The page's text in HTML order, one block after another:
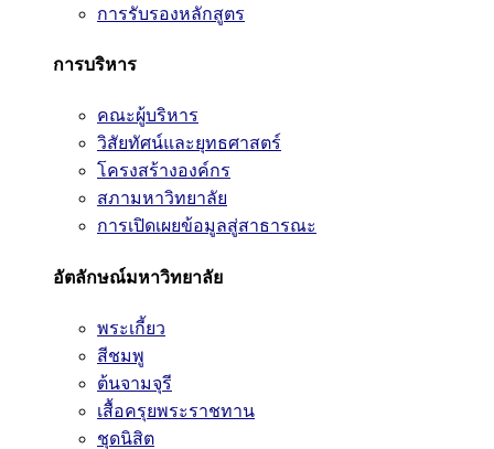
การรับรองหลักสูตร
การบริหาร
คณะผู้บริหาร
วิสัยทัศน์และยุทธศาสตร์
โครงสร้างองค์กร
สภามหาวิทยาลัย
การเปิดเผยข้อมูลสู่สาธารณะ
อัตลักษณ์มหาวิทยาลัย
พระเกี้ยว
สีชมพู
ต้นจามจุรี
เสื้อครุยพระราชทาน
ชุดนิสิต